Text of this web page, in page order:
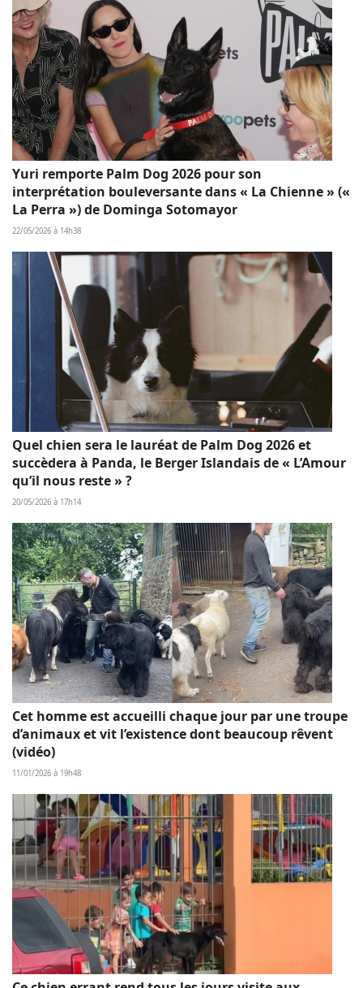
Yuri remporte Palm Dog 2026 pour son
interprétation bouleversante dans « La Chienne » («
La Perra ») de Dominga Sotomayor
22/05/2026 à 14h38
Quel chien sera le lauréat de Palm Dog 2026 et
succèdera à Panda, le Berger Islandais de « L’Amour
qu’il nous reste » ?
20/05/2026 à 17h14
Cet homme est accueilli chaque jour par une troupe
d’animaux et vit l’existence dont beaucoup rêvent
(vidéo)
11/01/2026 à 19h48